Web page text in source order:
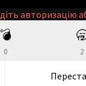
авторизацію
💣
0 2